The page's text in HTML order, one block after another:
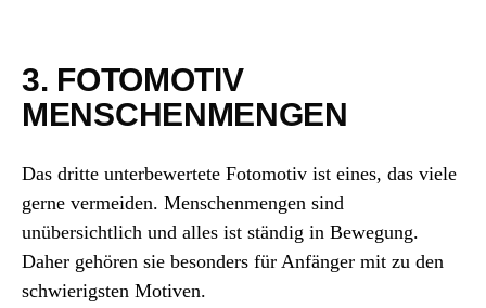
3. FOTOMOTIV
MENSCHENMENGEN
Das dritte unterbewertete Fotomotiv ist eines, das viele
gerne vermeiden. Menschenmengen sind
unübersichtlich und alles ist ständig in Bewegung.
Daher gehören sie besonders für Anfänger mit zu den
schwierigsten Motiven.